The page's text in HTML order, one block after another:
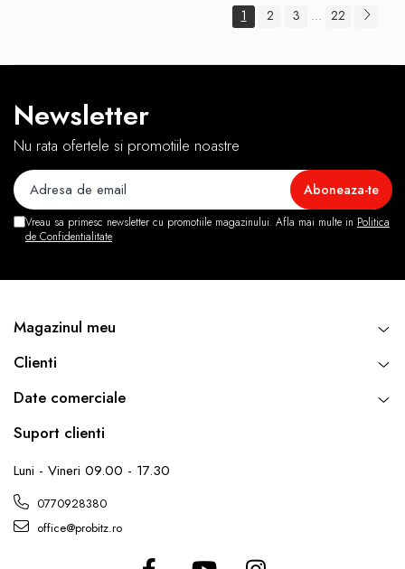
1 2 3 ... 22
Newsletter
Nu rata ofertele si promotiile noastre
Vreau sa primesc newsletter cu promotiile magazinului. Afla mai multe in Politica
de Confidentialitate
Magazinul meu
Clienti
Date comerciale
Suport clienti
Luni - Vineri 09.00 - 17.30
0770928380
office@probitz.ro